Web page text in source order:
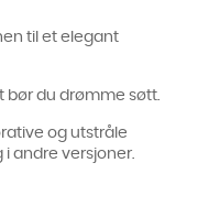
til et elegant
bør du drømme søtt.
og utstråle
i andre versjoner.